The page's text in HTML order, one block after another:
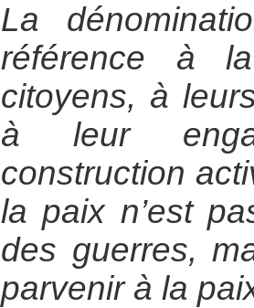
La
référence à
citoyens, à
à leur
construction
la paix n’est
des guerres,
parvenir à la